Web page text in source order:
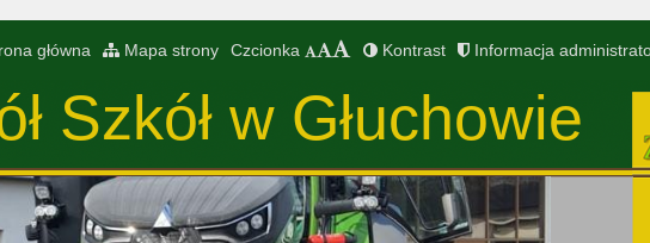
główna Mapa strony Czcionka Kontrast Informacja
Szkół w Głuchowie